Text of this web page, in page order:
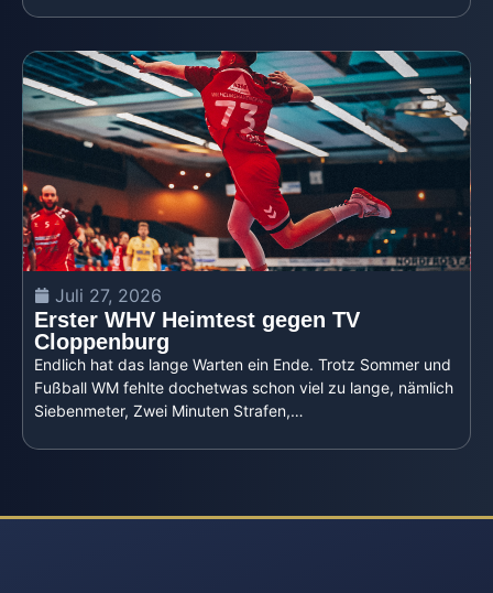
Juli 27, 2026
Erster WHV Heimtest gegen TV
Cloppenburg
Endlich hat das lange Warten ein Ende. Trotz Sommer und
Fußball WM fehlte dochetwas schon viel zu lange, nämlich
Siebenmeter, Zwei Minuten Strafen,…